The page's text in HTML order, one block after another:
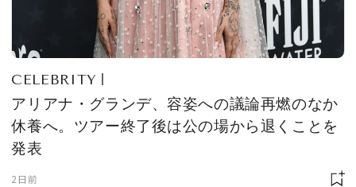
CELEBRITY
アリアナ・グランデ、容姿への議論再燃のなか
休養へ。ツアー終了後は公の場から退くことを
発表
2日前